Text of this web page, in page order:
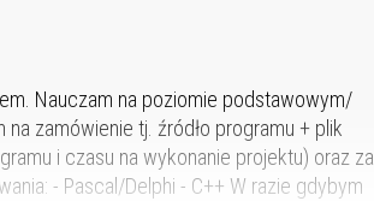
Nauczam na poziomie podstawowym/
zamówienie tj. źródło programu + plik
i czasu na wykonanie projektu) oraz za
- Pascal/Delphi - C++ W razie gdybym